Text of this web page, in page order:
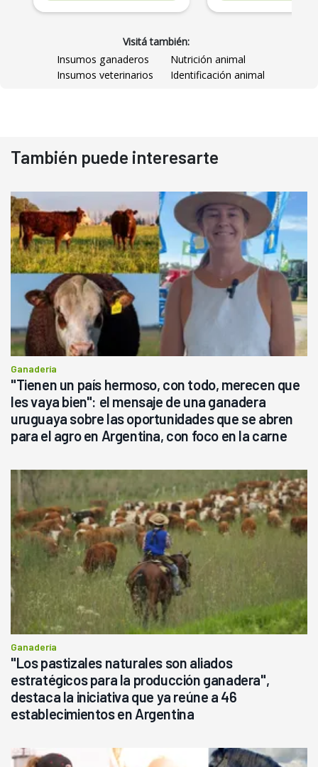
Visitá también:
Insumos ganaderos
Nutrición animal
Insumos veterinarios
Identificación animal
También puede interesarte
Ganadería
"Tienen un país hermoso, con todo, merecen que
les vaya bien": el mensaje de una ganadera
uruguaya sobre las oportunidades que se abren
para el agro en Argentina, con foco en la carne
Ganadería
"Los pastizales naturales son aliados
estratégicos para la producción ganadera",
destaca la iniciativa que ya reúne a 46
establecimientos en Argentina